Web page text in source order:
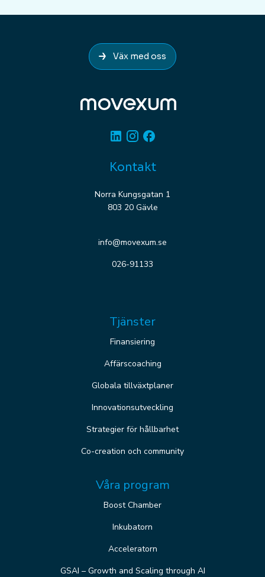
Väx med oss
LinkedinInstagram
Kontakt
Norra Kungsgatan 1
803 20 Gävle
info@movexum.se
026-91133
Tjänster
Finansiering
Affärscoaching
Globala tillväxtplaner
Innovationsutveckling
Strategier för hållbarhet
Co-creation och community
Våra program
Boost Chamber
Inkubatorn
Acceleratorn
GSAI – Growth and Scaling through AI